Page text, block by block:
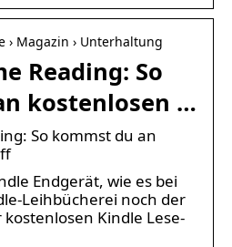
Magazin › Unterhaltung
Reading: So
kostenlosen …
So kommst du an
Endgerät, wie es bei
Leihbücherei noch der
kostenlosen Kindle Lese-